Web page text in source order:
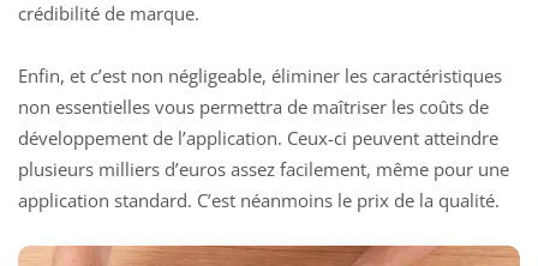
crédibilité de marque.
Enfin, et c’est non négligeable, éliminer les caractéristiques
non essentielles vous permettra de maîtriser les coûts de
développement de l’application. Ceux-ci peuvent atteindre
plusieurs milliers d’euros assez facilement, même pour une
application standard. C’est néanmoins le prix de la qualité.